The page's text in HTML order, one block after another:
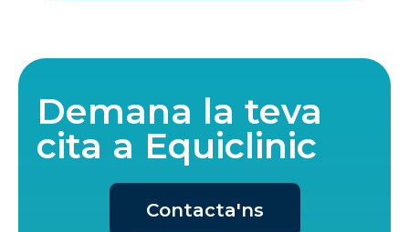
Demana la teva
cita a Equiclinic
Contacta'ns